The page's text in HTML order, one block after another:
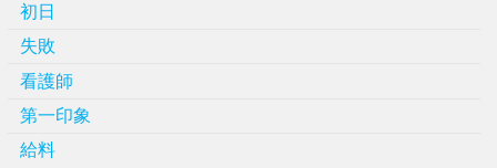
初日
失敗
看護師
第一印象
給料